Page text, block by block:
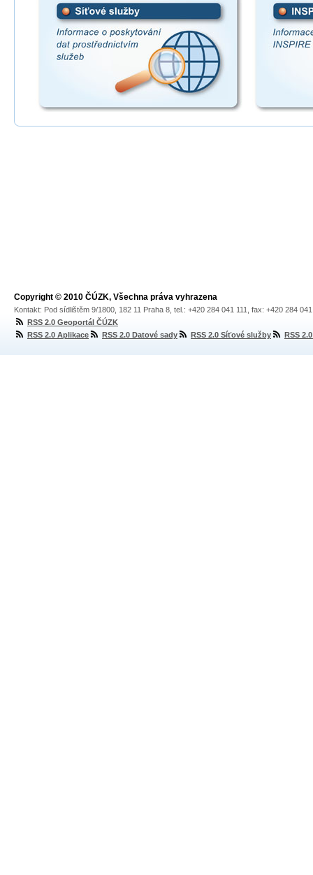
Copyright © 2010 ČÚZK, Všechna práva vyhrazena
Kontakt: Pod sídlištěm 9/1800, 182 11 Praha 8, tel.: +420 284 041 111, fax: +420 284
RSS 2.0 Geoportál ČÚZK
RSS 2.0 Aplikace
RSS 2.0 Datové sady RSS 2.0 Síťové služby RSS